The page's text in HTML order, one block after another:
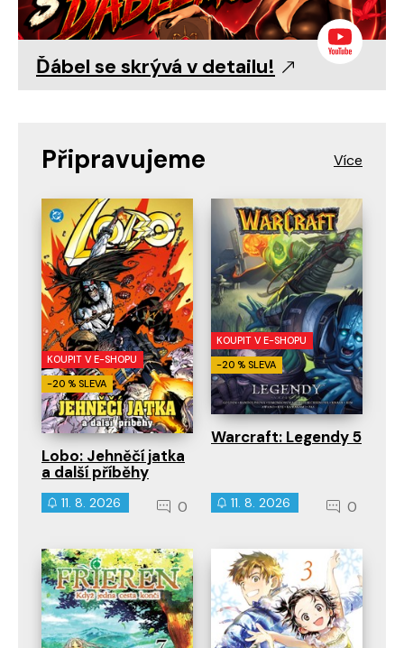
Ďábel se skrývá v detailu!
Připravujeme
KOUPIT V E-SHOPU
-20 % SLEVA
Lobo: Jehněčí jatka
a další příběhy
11. 8. 2026 0
KOUPIT V E-SHOPU
-20 % SLEVA
Warcraft: Legendy 5
11. 8. 2026 0